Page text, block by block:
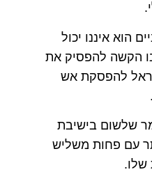
הוא איננו יכול
הקשה להפסיק את
להפסקת אש
שלשום בישיבת
עם פחות משליש
שלו.